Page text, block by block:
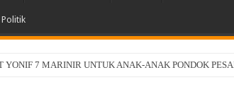
Politik
Bangun Infrastruktur AI Terintegrasi Terbesar di